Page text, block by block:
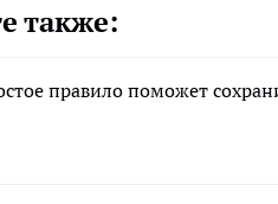
также:
правило поможет